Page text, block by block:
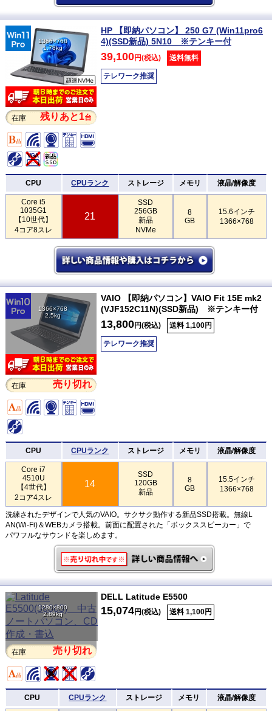
1366×768
1.78kg
在庫 残りあと1台
HP 【即納パソコン】 250 G7 (Win11pro6
4)(SSD新品) 5N10 ※テンキー付
39,100円(税込) 送料無料
テレワーク推奨
CPU CPUランク ストレージ メモリ 液晶/解像度
Core i5
1035G1
【10世代】
4コア8スレ
21
SSD
256GB
新品
NVMe
8
GB
15.6インチ
1366×768
1366×768
2.5kg
在庫 売り切れ
VAIO 【即納パソコン】VAIO Fit 15E mk2
(VJF152C11N)(SSD新品) ※テンキー付
13,800円(税込) 送料 1,100円
テレワーク推奨
CPU CPUランク ストレージ メモリ 液晶/解像度
Core i7
4510U
【4世代】
2コア4スレ
14
SSD
120GB
新品
8
GB
15.5インチ
1366×768
洗練されたデザインで人気のVAIO。サクサク動作する新品SSD搭載。無線L
AN(Wi-Fi)＆WEBカメラ搭載。前面に配置された「ボックススピーカー」で
パワフルなサウンドを楽しめます。
1280×800
2.89kg
在庫 売り切れ
DELL Latitude E5500
15,074円(税込) 送料 1,100円
CPU CPUランク ストレージ メモリ 液晶/解像度